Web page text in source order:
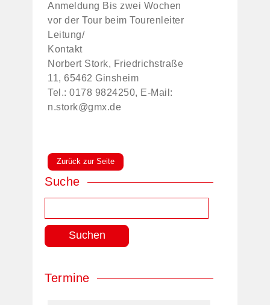
Anmeldung Bis zwei Wochen
vor der Tour beim Tourenleiter
Leitung/
Kontakt
Norbert Stork, Friedrichstraße
11, 65462 Ginsheim
Tel.: 0178 9824250, E-Mail:
n.stork@gmx.de
Zurück zur Seite
Suche
nach:
Termine